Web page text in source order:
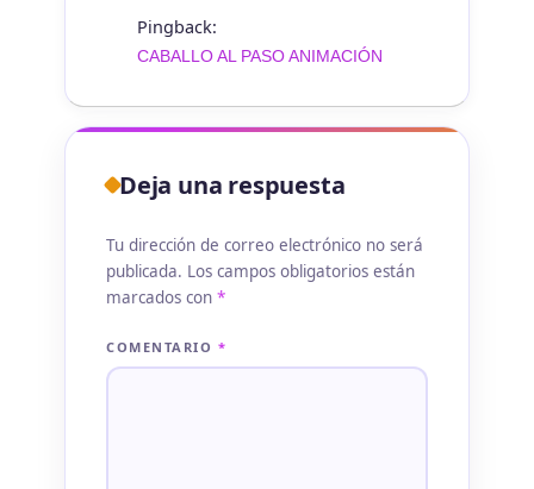
Pingback:
CABALLO AL PASO ANIMACIÓN
Deja una respuesta
Tu dirección de correo electrónico no será
publicada. Los campos obligatorios están
marcados con *
COMENTARIO *